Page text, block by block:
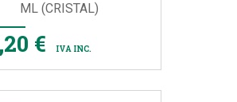
ML (CRISTAL)
€ IVA INC.